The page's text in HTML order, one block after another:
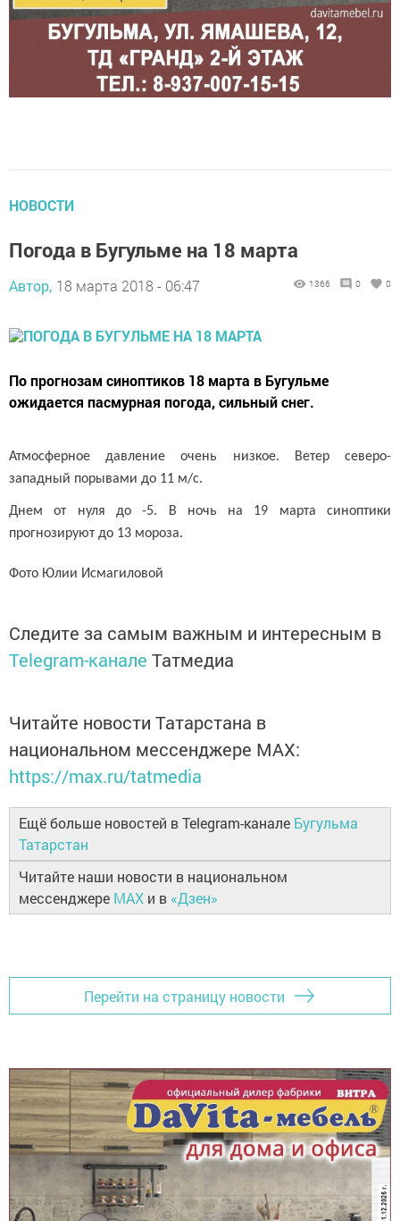
НОВОСТИ
Погода в Бугульме на 18 марта
Автор, 18 марта 2018 - 06:47 1366 0 0
По прогнозам синоптиков 18 марта в Бугульме
ожидается пасмурная погода, сильный снег.
Атмосферное давление очень низкое. Ветер северо-
западный порывами до 11 м/с.
Днем от нуля до -5. В ночь на 19 марта синоптики
прогнозируют до 13 мороза.
Фото Юлии Исмагиловой
Следите за самым важным и интересным в
Telegram-канале Татмедиа
Читайте новости Татарстана в
национальном мессенджере MАХ:
https://max.ru/tatmedia
Ещё больше новостей в Telegram-канале Бугульма
Татарстан
Читайте наши новости в национальном
мессенджере MAX и в «Дзен»
Перейти на страницу новости